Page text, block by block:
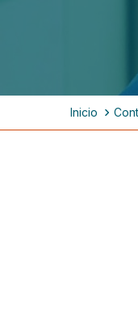
de
Inicio